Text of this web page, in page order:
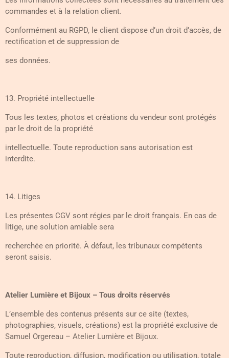
commandes et à la relation client.
Conformément au RGPD, le client dispose d’un droit d’accès, de
rectification et de suppression de
ses données.
13. Propriété intellectuelle
Tous les textes, photos et créations du vendeur sont protégés
par le droit de la propriété
intellectuelle. Toute reproduction sans autorisation est
interdite.
14. Litiges
Les présentes CGV sont régies par le droit français. En cas de
litige, une solution amiable sera
recherchée en priorité. À défaut, les tribunaux compétents
seront saisis.
Atelier Lumière et Bijoux – Tous droits réservés
L’ensemble des contenus présents sur ce site (textes,
photographies, visuels, créations) est la propriété exclusive de
Samuel Orgereau – Atelier Lumière et Bijoux.
Toute reproduction, diffusion, modification ou utilisation, totale